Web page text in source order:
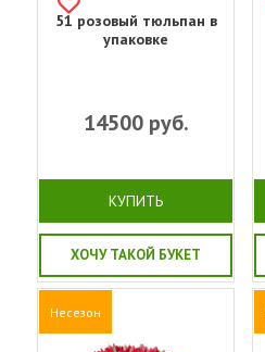
51 розовый тюльпан в
упаковке
14500руб.
КУПИТЬ
ХОЧУ ТАКОЙ БУКЕТ
Несезон